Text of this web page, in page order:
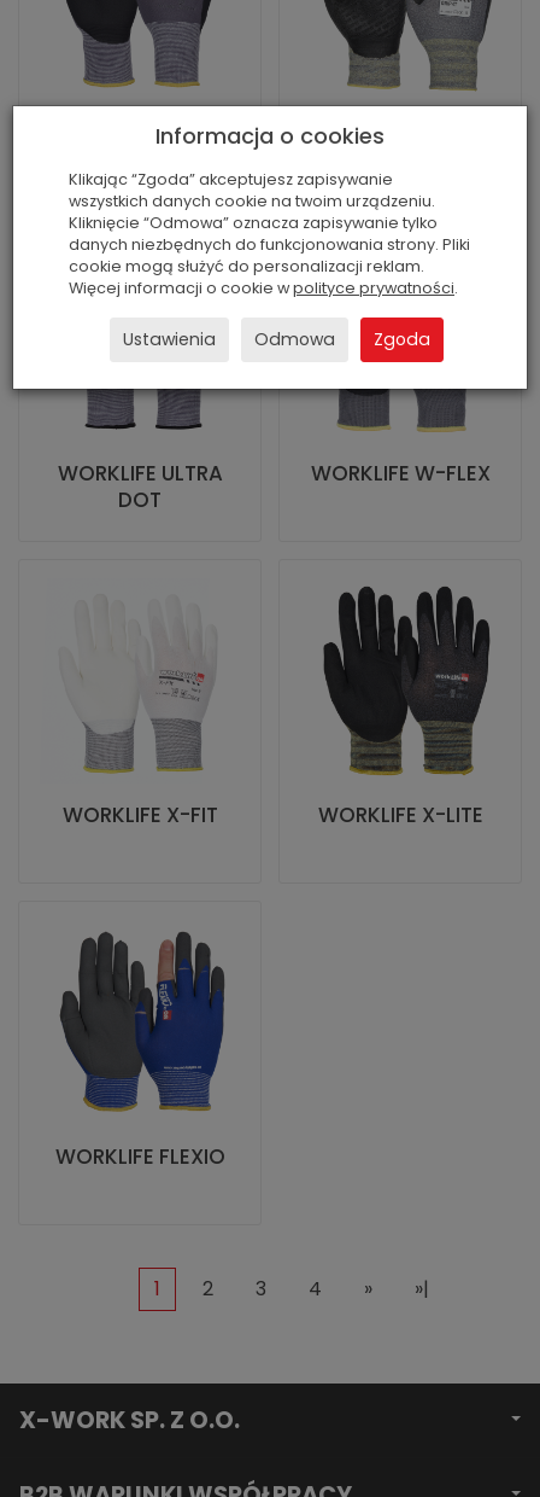
WORKLIFE FLEXI WORKLIFE GRIP IT
WORKLIFE ULTRA
DOT
WORKLIFE W-FLEX
WORKLIFE X-FIT WORKLIFE X-LITE
WORKLIFE FLEXIO
1 2 3 4 » »|
X-WORK SP. Z O.O.
Informacja o cookies
Klikając “Zgoda” akceptujesz zapisywanie
wszystkich danych cookie na twoim urządzeniu.
Kliknięcie “Odmowa” oznacza zapisywanie tylko
danych niezbędnych do funkcjonowania strony. Pliki
cookie mogą służyć do personalizacji reklam.
Więcej informacji o cookie wpolityce prywatności.
Ustawienia Odmowa Zgoda